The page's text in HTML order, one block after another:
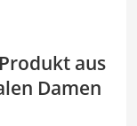
aus
Damen